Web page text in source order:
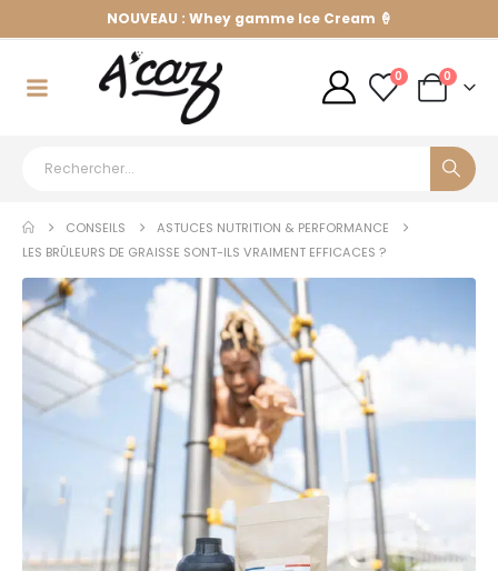
NOUVEAU : Whey gamme Ice Cream 🍦
0 0
CONSEILS
ASTUCES NUTRITION & PERFORMANCE
LES BRÛLEURS DE GRAISSE SONT-ILS VRAIMENT EFFICACES ?